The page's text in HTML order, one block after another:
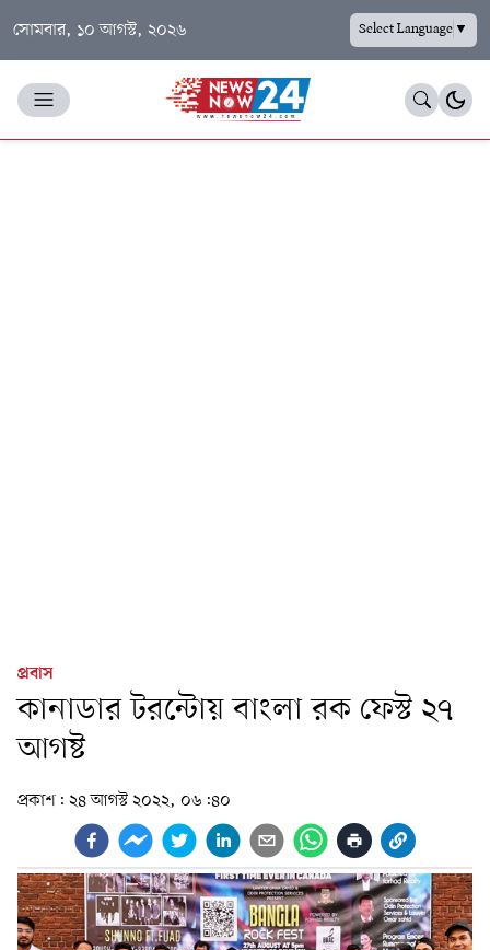
সোমবার, ১০ আগস্ট, ২০২৬ Select Language▼
প্রবাস
কানাডার টরন্টোয় বাংলা রক ফেস্ট ২৭
আগষ্ট
প্রকাশ: ২৪ আগস্ট ২০২২, ০৬:৪০